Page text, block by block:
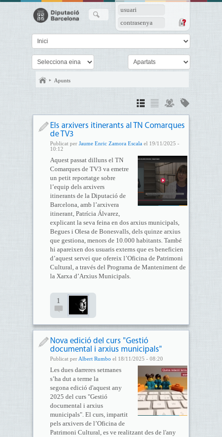
usuari
contrasenya
Apunts
Els arxivers itinerants al TN Comarques
de TV3
Publicat per Jaume Enric Zamora Escalael 19/11/2025 -
10:12
Aquest passat dilluns el TN
Comarques de TV3 va emetre
un petit reportatge sobre
l’equip dels arxivers
itinerants de la Diputació de
Barcelona, amb l’arxivera
itinerant, Patrícia Álvarez,
explicant la seva feina en dos arxius municipals,
Begues i Olesa de Bonesvalls, dels quinze arxius
que gestiona, menors de 10.000 habitants. També
hi apareixen dos usuaris externs que es beneficien
d’aquest servei que ofereix l’Oficina de Patrimoni
Cultural, a través del Programa de Manteniment de
la Xarxa d’Arxius Municipals.
1
Nova edició del curs "Gestió
documental i arxius municipals"
Publicat per Albert Rumbo el 18/11/2025 - 08:20
Les dues darreres setmanes
s’ha dut a terme la
segona edició d'aquest any
2025 del curs "Gestió
documental i arxius
municipals". El curs, impartit
pels arxivers de l’Oficina de
Patrimoni Cultural, es ve realitzant des de l'any